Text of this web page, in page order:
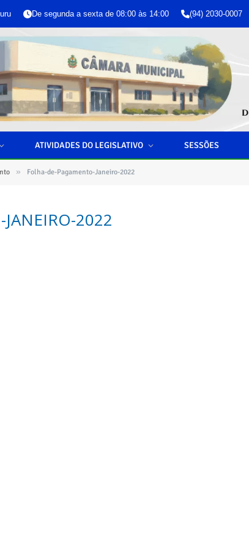
De segunda a sexta de 08:00 às 14:00 (94) 2030-0007
ATIVIDADES DO LEGISLATIVO SESSÕES
» Folha-de-Pagamento-Janeiro-2022
2022